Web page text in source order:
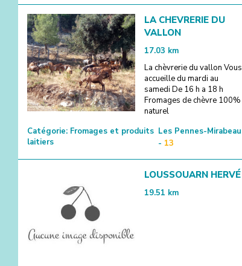
LA CHEVRERIE DU
VALLON
17.03 km
La chèvrerie du vallon Vous
accueille du mardi au
samedi De 16 h a 18 h
Fromages de chèvre 100%
naturel
Catégorie: Fromages et produits
laitiers
Les Pennes-Mirabeau
- 13
LOUSSOUARN HERVÉ
19.51 km